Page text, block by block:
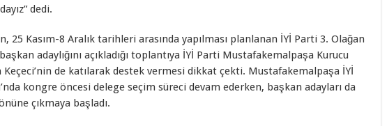
dedi.
25 Kasım-8 Aralık tarihleri arasında yapılması planlanan İYİ Parti 3. Olağan
adaylığını açıkladığı toplantıya İYİ Parti Mustafakemalpaşa Kurucu
Keçeci’nin de katılarak destek vermesi dikkat çekti. Mustafakemalpaşa İYİ
kongre öncesi delege seçim süreci devam ederken, başkan adayları da
çıkmaya başladı.